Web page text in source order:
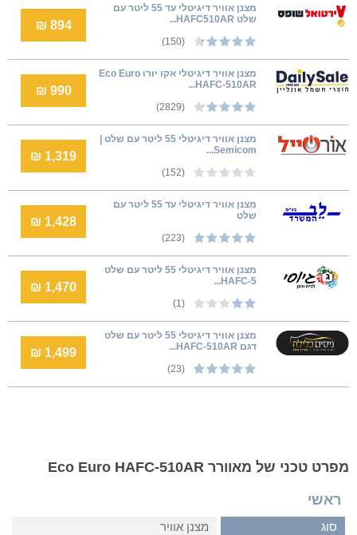
מצנן אוויר דיגיטלי עד 55 ליטר עם
שלט HAFC510AR...
(150)
894 ₪
מצנן אוויר דיגיטלי אקו יורו Eco Euro
HAFC-510AR...
(2829)
990 ₪
מצנן אוויר דיגיטלי 55 ליטר עם שלט |
Semicom...
(152)
1,319 ₪
מצנן אוויר דיגיטלי עד 55 ליטר עם
שלט
(223)
1,428 ₪
מצנן אוויר דיגיטלי 55 ליטר עם שלט
HAFC-5...
(1)
1,470 ₪
מצנן אוויר דיגיטלי 55 ליטר עם שלט
דגם HAFC-510AR...
(23)
1,499 ₪
מפרט טכני של מאוורר Eco Euro HAFC-510AR
ראשי
סוג מצנן אוויר